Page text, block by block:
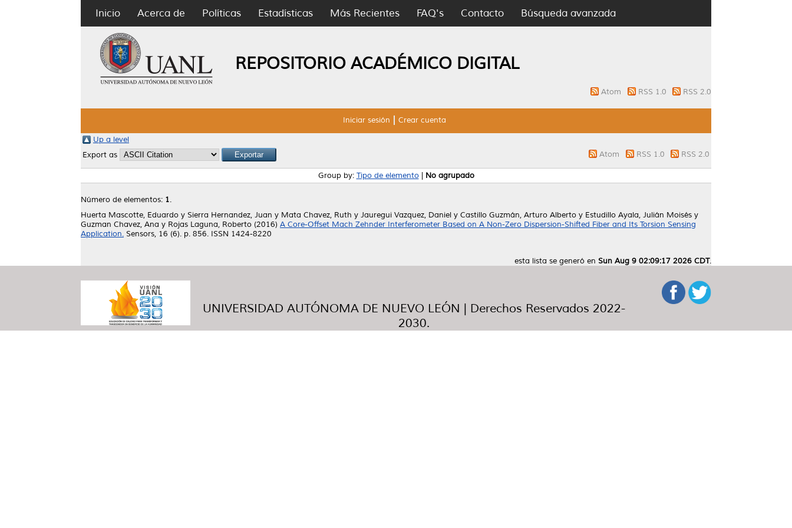
Inicio Acerca de Políticas Estadísticas Más Recientes FAQ's Contacto Búsqueda avanzada
REPOSITORIO ACADÉMICO DIGITAL
Atom RSS 1.0 RSS 2.0
Iniciar sesión Crear cuenta
Up a level
Export as
Atom RSS 1.0 RSS 2.0
Group by: Tipo de elemento| No agrupado
Número de elementos: 1.
Huerta Mascotte, Eduardo y Sierra Hernandez, Juan y Mata Chavez, Ruth y Jauregui Vazquez, Daniel y Castillo Guzmán, Arturo Alberto y Estudillo Ayala, Julián Moisés y
Guzman Chavez, Ana y Rojas Laguna, Roberto (2016) A Core-Offset Mach Zehnder Interferometer Based on A Non-Zero Dispersion-Shifted Fiber and Its Torsion Sensing
Application. Sensors, 16 (6). p. 856. ISSN 1424-8220
esta lista se generó en Sun Aug 9 02:09:17 2026 CDT.
UNIVERSIDAD AUTÓNOMA DE NUEVO LEÓN | Derechos Reservados 2022-
2030.